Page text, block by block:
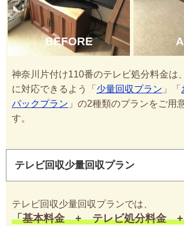
BEFORE
神奈川片付け110番のテレビ処分料金は
に対応できるよう「 少量回収プラン 」「
パックプラン 」の2種類のプランをご用
す。
テレビ回収少量回収プラン
テレビ回収少量回収プランでは、
「基本料金 + テレビ処分料金